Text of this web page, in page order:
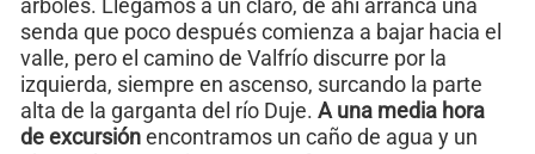
árboles. Llegamos a un claro, de ahí arranca una
senda que poco después comienza a bajar hacia el
valle, pero el camino de Valfrío discurre por la
izquierda, siempre en ascenso, surcando la parte
alta de la garganta del río Duje. A una media hora
de excursiónencontramos un caño de agua y un